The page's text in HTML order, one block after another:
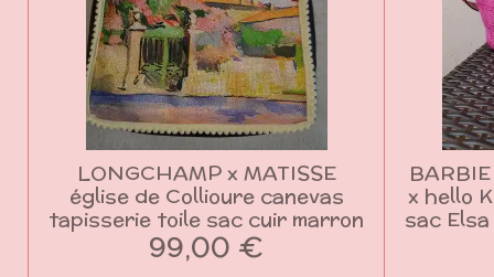
LONGCHAMP x MATISSE
église de Collioure canevas
tapisserie toile sac cuir marron
99,00 €
x hello
sac